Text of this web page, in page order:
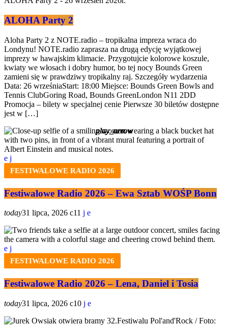
ALOHA Party 2
Aloha Party 2 z NOTE.radio – tropikalna impreza wraca do
Londynu! NOTE.radio zaprasza na drugą edycję wyjątkowej
imprezy w hawajskim klimacie. Przygotujcie kolorowe koszule,
kwiaty we włosach i dobry humor, bo tej nocy Bounds Green
zamieni się w prawdziwy tropikalny raj. Szczegóły wydarzenia
Data: 26 wrześniaStart: 18:00 Miejsce: Bounds Green Bowls and
Tennis ClubGoring Road, Bounds GreenLondon N11 2DD
Promocja – bilety w specjalnej cenie Pierwsze 30 biletów dostępne
jest w […]
play_arrow
FESTIWALOWE RADIO 2026
Festiwalowe Radio 2026 – Ewa Sztab WOŚP Bonn
today31 lipca, 2026 11
play_arrow
FESTIWALOWE RADIO 2026
Festiwalowe Radio 2026 – Lena, Daniel i Tosia
today31 lipca, 2026 10
play_arrow
play_arrow
play_arrow
play_arrow